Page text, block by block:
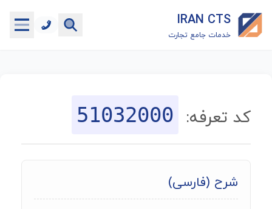
IRAN CTS
خدمات جامع تجارت
جستجوگر تعرفه گمرکی
ماشین حساب گمرکی
کد تعرفه: 51032000
شرح (فارسی)